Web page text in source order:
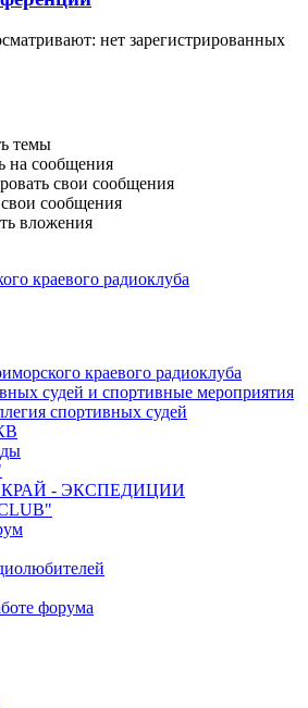
нет зарегистрированных
темы
на сообщения
свои сообщения
свои сообщения
вложения
краевого радиоклуба
краевого радиоклуба
судей и спортивные мероприятия
спортивных судей
- ЭКСПЕДИЦИИ
форума